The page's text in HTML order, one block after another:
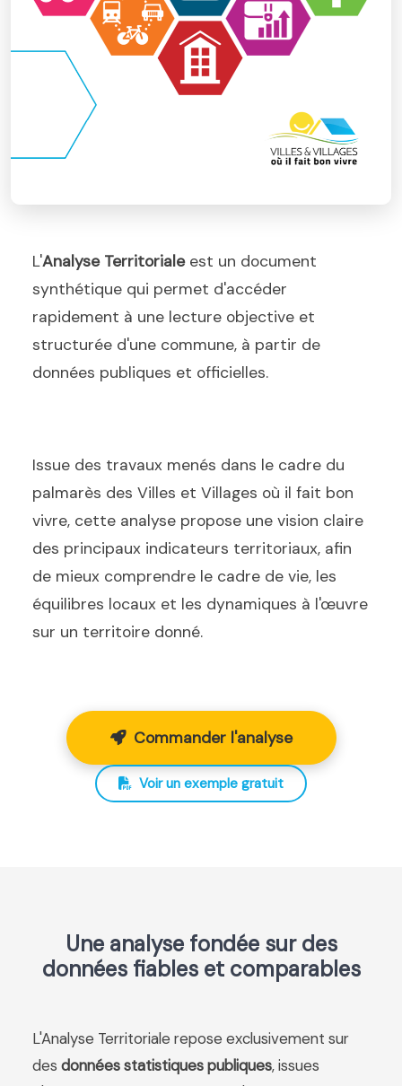
L'Analyse Territorialeest un document
synthétique qui permet d'accéder
rapidement à une lecture objective et
structurée d'une commune, à partir de
données publiques et officielles.
Issue des travaux menés dans le cadre du
palmarès des Villes et Villages où il fait bon
vivre, cette analyse propose une vision claire
des principaux indicateurs territoriaux, afin
de mieux comprendre le cadre de vie, les
équilibres locaux et les dynamiques à l'œuvre
sur un territoire donné.
Commander l'analyse
Voir un exemple gratuit
Une analyse fondée sur des
données fiables et comparables
L'Analyse Territoriale repose exclusivement sur
des données statistiques publiques, issues